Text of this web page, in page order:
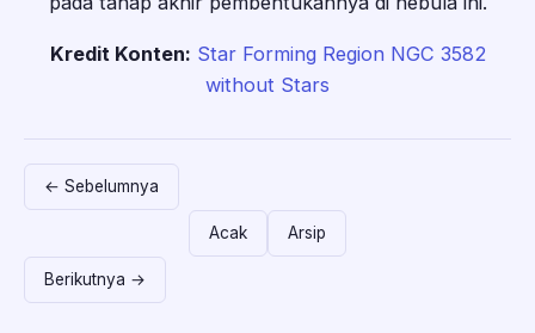
Kredit Konten: Star Forming Region NGC 3582
without Stars
← Sebelumnya
Acak Arsip
Berikutnya →